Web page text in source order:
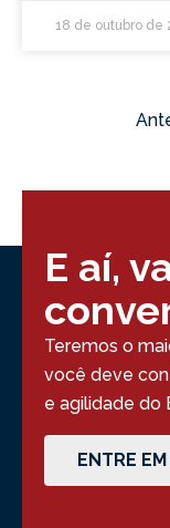
18 de outubro de
E aí,
Teremos o
você deve
e agilidade do
ENTRE